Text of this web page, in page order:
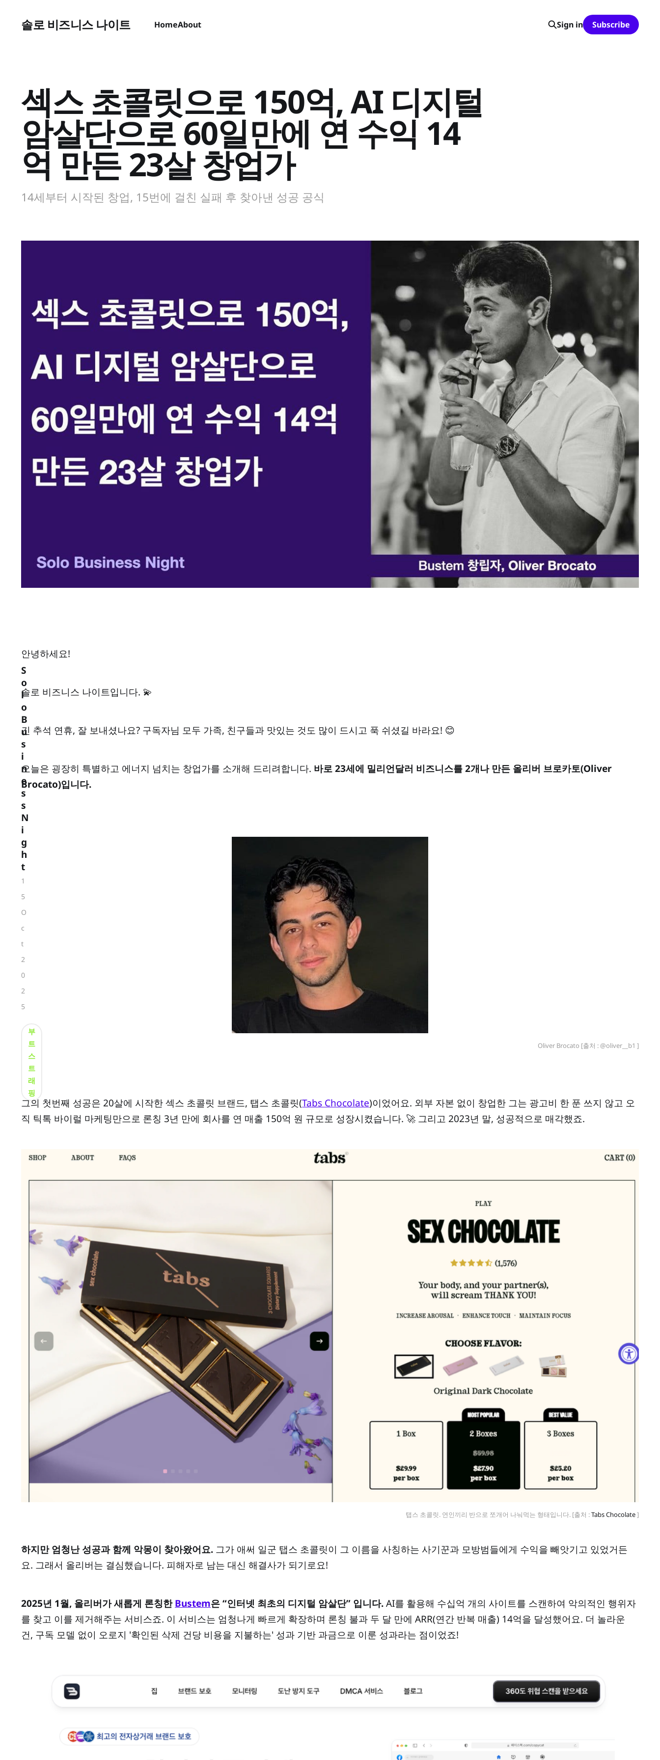
솔로 비즈니스 나이트 HomeAbout Sign in Subscribe
섹스 초콜릿으로 150억, AI 디지털
암살단으로 60일만에 연 수익 14
억 만든 23살 창업가
14세부터 시작된 창업, 15번에 걸친 실패 후 찾아낸 성공 공식
안녕하세요!
솔로 비즈니스 나이트입니다. 💫
긴 추석 연휴, 잘 보내셨나요? 구독자님 모두 가족, 친구들과 맛있는 것도 많이 드시고 푹 쉬셨길 바라요! 😊
오늘은 굉장히 특별하고 에너지 넘치는 창업가를 소개해 드리려합니다. 바로 23세에 밀리언달러 비즈니스를 2개나 만든 올리버 브로카토(Oliver
Brocato)입니다.
Oliver Brocato [출처 : @oliver__b1 ]
그의 첫번째 성공은 20살에 시작한 섹스 초콜릿 브랜드, 탭스 초콜릿(Tabs Chocolate)이었어요. 외부 자본 없이 창업한 그는 광고비 한 푼 쓰지 않고 오
직 틱톡 바이럴 마케팅만으로 론칭 3년 만에 회사를 연 매출 150억 원 규모로 성장시켰습니다. 🚀 그리고 2023년 말, 성공적으로 매각했죠.
탭스 초콜릿. 연인끼리 반으로 쪼개어 나눠먹는 형태입니다. [출처 : Tabs Chocolate ]
하지만 엄청난 성공과 함께 악몽이 찾아왔어요. 그가 애써 일군 탭스 초콜릿이 그 이름을 사칭하는 사기꾼과 모방범들에게 수익을 빼앗기고 있었거든
요. 그래서 올리버는 결심했습니다. 피해자로 남는 대신 해결사가 되기로요!
2025년 1월, 올리버가 새롭게 론칭한Bustem은 “인터넷 최초의 디지털 암살단” 입니다.AI를 활용해 수십억 개의 사이트를 스캔하여 악의적인 행위자
를 찾고 이를 제거해주는 서비스죠. 이 서비스는 엄청나게 빠르게 확장하며 론칭 불과 두 달 만에 ARR(연간 반복 매출) 14억을 달성했어요. 더 놀라운
건, 구독 모델 없이 오로지 '확인된 삭제 건당 비용을 지불하는' 성과 기반 과금으로 이룬 성과라는 점이었죠!
S
o
l
o
B
u
s
i
n
e
s
s
N
i
g
h
t
1
5
O
c
t
2
0
2
5
부
트
스
트
래
핑